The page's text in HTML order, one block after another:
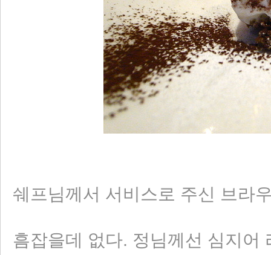
쉐프님께서 서비스로 주신 브라
흠잡을데 없다. 정님께선 심지어